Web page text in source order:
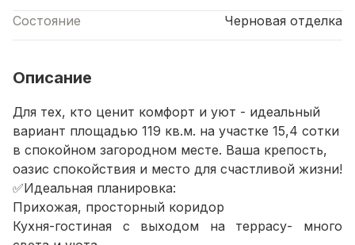
Состояние
Черновая отделка
Описание
Для тех, кто ценит комфорт и уют - идеальный
вариант площадью 119 кв.м. на участке 15,4 сотки
в спокойном загородном месте. Ваша крепость,
оазис спокойствия и место для счастливой жизни!
✅Идеальная планировка:
Прихожая, просторный коридор
Кухня-гостиная с выходом на террасу- много